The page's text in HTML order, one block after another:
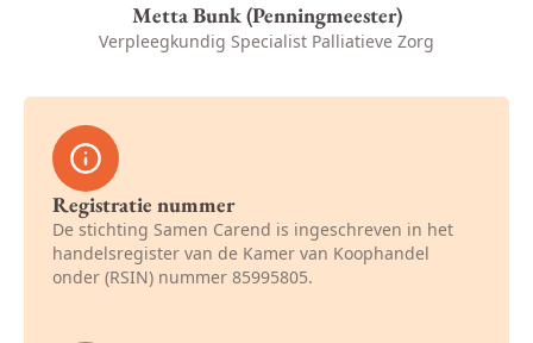
Metta Bunk (Penningmeester)
Verpleegkundig Specialist Palliatieve Zorg
Registratie nummer
De stichting Samen Carend is ingeschreven in het
handelsregister van de Kamer van Koophandel
onder (RSIN) nummer 85995805.